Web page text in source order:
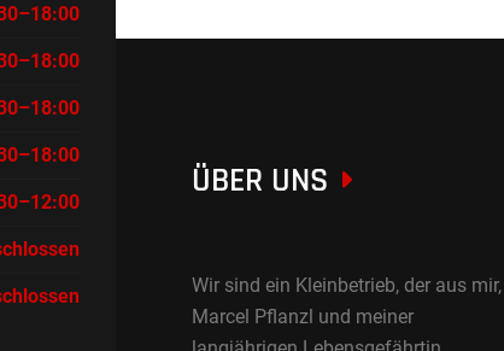
ÜBER UNS
Wir sind ein Kleinbetrieb, der aus mir,
Marcel Pflanzl und meiner